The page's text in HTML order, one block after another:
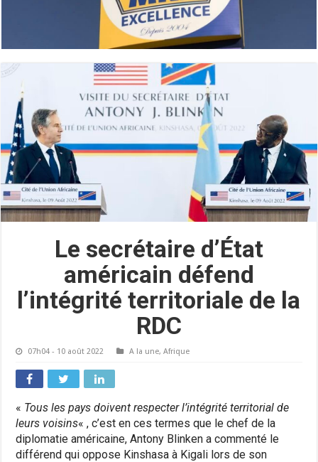
Le secrétaire d’État
américain défend
l’intégrité territoriale de la
RDC
07h04 - 10 août 2022 A la une,Afrique
« Tous les pays doivent respecter l’intégrité territorial de
leurs voisins« , c’est en ces termes que le chef de la
diplomatie américaine, Antony Blinken a commenté le
différend qui oppose Kinshasa à Kigali lors de son